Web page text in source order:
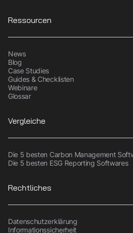
Ressourcen
News
Blog
Case Studies
Guides & Checklisten
Webinare
Glossar
Vergleiche
Die 5 besten Carbon Management
Die 5 besten ESG Reporting Softwares
Rechtliches
Datenschutzerklärung
Informationssicherheit